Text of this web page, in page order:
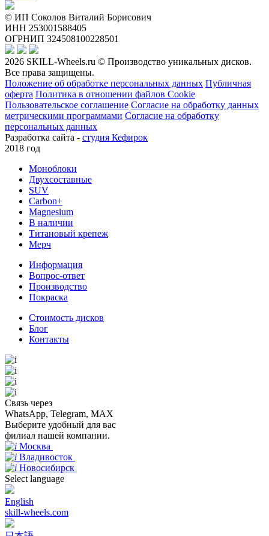
© ИП Соколов Виталий Борисович
ИНН 253001588405
ОГРНИП 324508100228501
2026 SKILL-Wheels.ru © Производство уникальных дисков.
Все права защищены.
Положение об обработке персональных данных Публичная
оферта Политика в отношении файлов Cookie
Пользовательское соглашение Согласие на обработку данных
метрическими программами Согласие на обработку
персональных данных
Разработка сайта - студия Кефирок
2018 год
Моноблоки
Двухсоставные
SUV
Carbon+
Magnesium
В наличии
Титановый крепеж
Мерч
Информация
Вопрос-ответ
Производство
Покраска
Стоимость дисков
Блог
Контакты
Связь через
WhatsApp, Telegram, MAX
Выберите удобный для вас
филиал нашей компании.
Москва
Владивосток
Новосибирск
Select language
English
skill-wheels.com